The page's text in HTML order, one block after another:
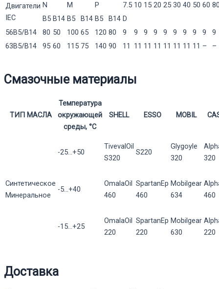
Двигатели
IEC
N M P 7.5 10 15 20 25 30 40 50 60
B5 B14 B5 B14 B5 B14 D
56B5/B14
80 50 100 65 120 80 9 9 9 9 9 9 9 9 9
9
63В5/В14
95 60 115 75 140 90 11 11 11 11 11 11 11 11 – –
Смазочные материалы
ТИП МАСЛА
Температура
окружающей
среды, °С
SHELL ESSO MOBIL
Синтетическое
Минеральное
-25...+50
TivevalOil
S320
S220
Glygoyle
320
320
-5...+40
OmalaOil
460
SpartanEp
460
Mobilgear
634
460
-15...+25
OmalaOil
220
SpartanEp
220
Mobilgear
630
220
Доставка